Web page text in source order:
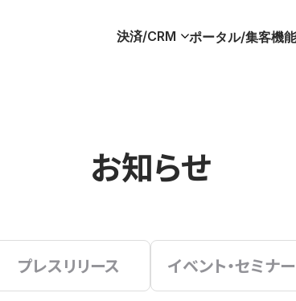
決済/CRM ポータル/集客機能
お知らせ
プレスリリース イベント・セミナー